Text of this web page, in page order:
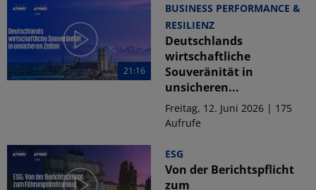
21:16
BUSINESS PERFORMANCE &
RESILIENZ
Deutschlands
wirtschaftliche
Souveränität in
unsicheren...
Freitag, 12. Juni 2026 | 175
Aufrufe
ESG
Von der Berichtspflicht
zum